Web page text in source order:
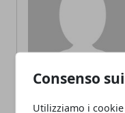
Consenso
Utilizziamo i